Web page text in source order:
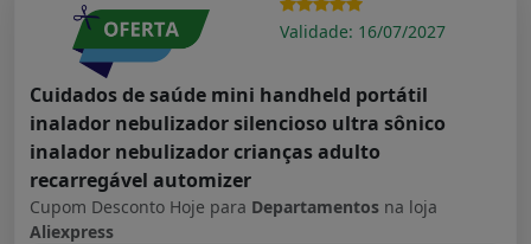
Validade: 16/07/2027
Cuidados de saúde mini handheld portátil
inalador nebulizador silencioso ultra sônico
inalador nebulizador crianças adulto
recarregável automizer
Cupom Desconto Hoje para Departamentos na loja
Aliexpress